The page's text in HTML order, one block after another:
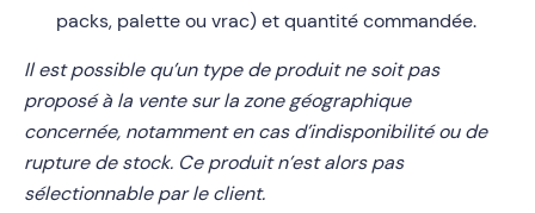
packs, palette ou vrac) et quantité commandée.
Il est possible qu’un type de produit ne soit pas
proposé à la vente sur la zone géographique
concernée, notamment en cas d’indisponibilité ou de
rupture de stock. Ce produit n’est alors pas
sélectionnable par le client.